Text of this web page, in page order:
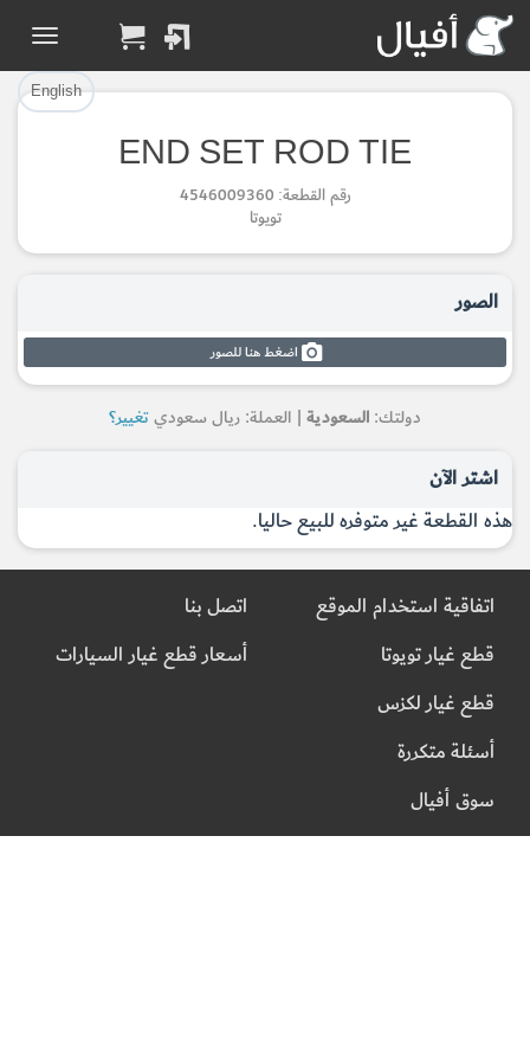
English
END SET ROD TIE
رقم القطعة: 4546009360
تويوتا
الصور
اضغط هنا للصور
دولتك: السعودية | العملة: ريال سعوديتغيير؟
اشتر الآن
هذه القطعة غير متوفره للبيع حاليا.
تم إضافة القطعة بنجاح.
الرجوع لصفحة البحث
Part Successfully
Selected
Return to Search Page
تم إضافة القطعة للسلة بنجاح.
إتمام عملية الشراء
Part Added to Cart
Checkout
اتفاقية استخدام الموقع
قطع غيار تويوتا
قطع غيار لكزس
أسئلة متكررة
سوق أفيال
اتصل بنا
أسعار قطع غيار السيارات